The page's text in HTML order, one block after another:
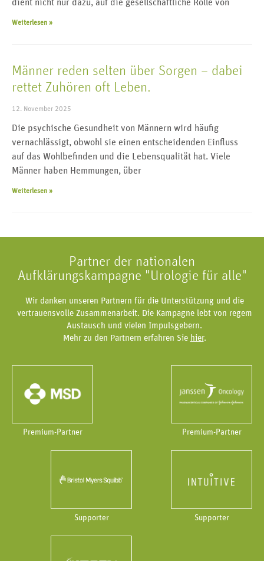
dient nicht nur dazu, auf die gesellschaftliche Rolle von
Weiterlesen »
Männer reden selten über Sorgen – dabei
rettet Zuhören oft Leben.
12. November 2025
Die psychische Gesundheit von Männern wird häufig
vernachlässigt, obwohl sie einen entscheidenden Einfluss
auf das Wohlbefinden und die Lebensqualität hat. Viele
Männer haben Hemmungen, über
Weiterlesen »
Partner der nationalen
Aufklärungskampagne "Urologie für alle"
Wir danken unseren Partnern für die Unterstützung und die
vertrauensvolle Zusammenarbeit. Die Kampagne lebt von regem
Austausch und vielen Impulsgebern.
Mehr zu den Partnern erfahren Sie hier.
Premium-Partner Premium-Partner
Supporter Supporter